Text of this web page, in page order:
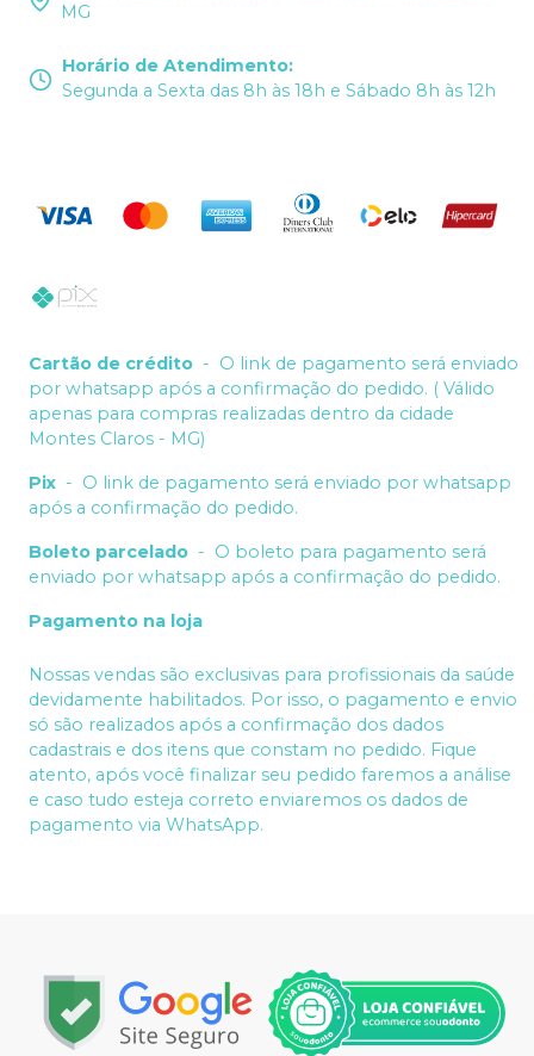
MG
Horário de Atendimento:
Segunda a Sexta das 8h às 18h e Sábado 8h às 12h
Cartão de crédito - O link de pagamento será enviado
por whatsapp após a confirmação do pedido. ( Válido
apenas para compras realizadas dentro da cidade
Montes Claros - MG)
Pix - O link de pagamento será enviado por whatsapp
após a confirmação do pedido.
Boleto parcelado - O boleto para pagamento será
enviado por whatsapp após a confirmação do pedido.
Pagamento na loja
Nossas vendas são exclusivas para profissionais da saúde
devidamente habilitados. Por isso, o pagamento e envio
só são realizados após a confirmação dos dados
cadastrais e dos itens que constam no pedido. Fique
atento, após você finalizar seu pedido faremos a análise
e caso tudo esteja correto enviaremos os dados de
pagamento via WhatsApp.